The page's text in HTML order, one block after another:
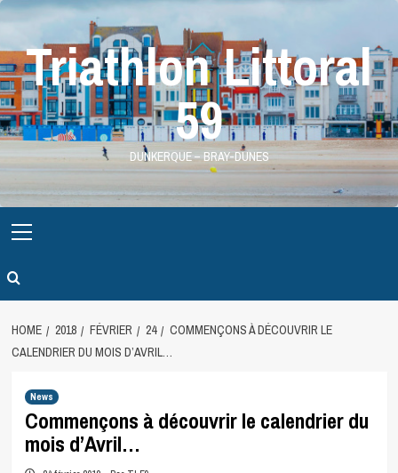
Skip
contentTriathlon Littoral
59
DUNKERQUE – BRAY-DUNES
Menu
HOME 2018 FÉVRIER 24
COMMENÇONS À DÉCOUVRIR LE
CALENDRIER DU MOIS D’AVRIL…
News
Commençons à découvrir le calendrier du
mois d’Avril…